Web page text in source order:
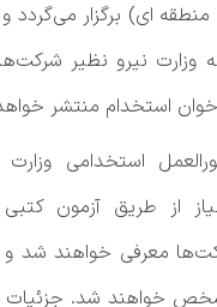
ای) برگزار می‌گردد
وزارت نیرو نظیر
استخدام منتشر
استخدامی وزارت
از طریق آزمون
معرفی خواهند شد و
خواهند شد. جزئیات